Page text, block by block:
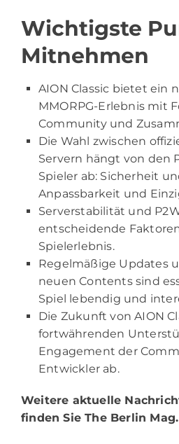
Wichtigste
Mitnehmen
AION Classic bietet ein
MMORPG-Erlebnis mit
Community und
Die Wahl zwischen
Servern hängt von den
Spieler ab: Sicherheit
Anpassbarkeit und
Serverstabilität und
entscheidende
Spielerlebnis.
Regelmäßige Updates
neuen Contents sind
Spiel lebendig und
Die Zukunft von AION
fortwährenden
Engagement der
Entwickler ab.
Weitere aktuelle
finden SieThe Berlin Mag.